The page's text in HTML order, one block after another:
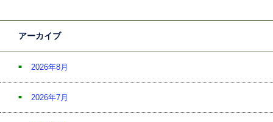
アーカイブ
2026年8月
2026年7月